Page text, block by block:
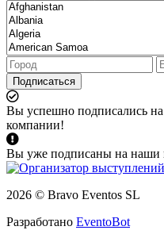
Подписаться
Вы успешно подписались
компании!
Вы уже подписаны на наши
2026 © Bravo Eventos SL
Разработано EventoBot